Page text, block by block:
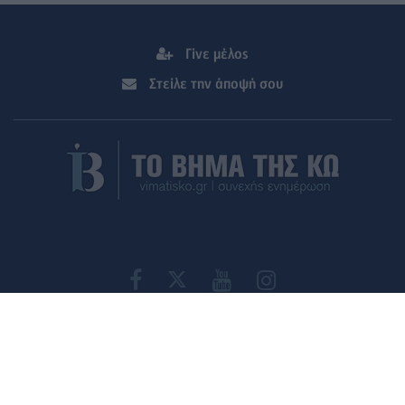
Γίνε μέλος
Στείλε την άποψή σου